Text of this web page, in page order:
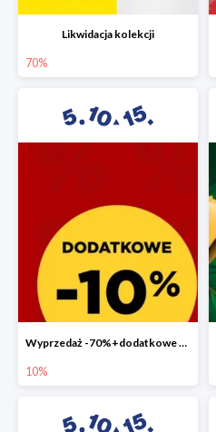
Likwidacja kolekcji
70%
Wyprzedaż -70%+dodatkowe 10%
10%